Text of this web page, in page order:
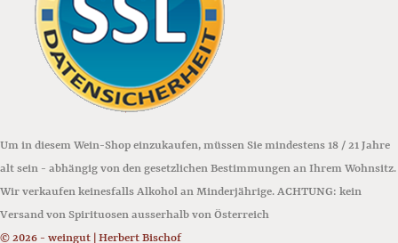
Um in diesem Wein-Shop einzukaufen, müssen Sie mindestens 18 / 21 Jahre
alt sein - abhängig von den gesetzlichen Bestimmungen an Ihrem Wohnsitz.
Wir verkaufen keinesfalls Alkohol an Minderjährige. ACHTUNG: kein
Versand von Spirituosen ausserhalb von Österreich
© 2026 - weingut | Herbert Bischof